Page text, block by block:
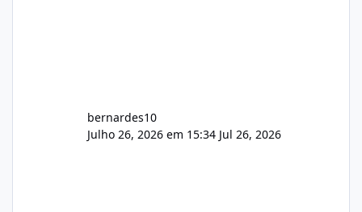
bernardes10
Julho 26, 2026 em 15:34 Jul 26, 2026